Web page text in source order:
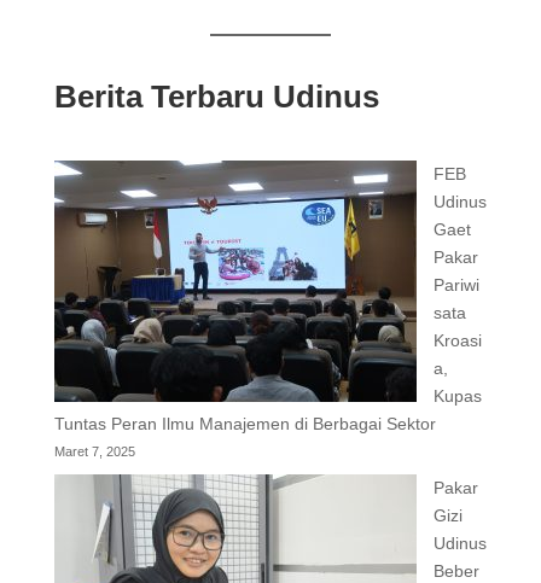
Berita Terbaru Udinus
FEB
Udinus
Gaet
Pakar
Pariwi
sata
Kroasi
a,
Kupas
Tuntas Peran Ilmu Manajemen di Berbagai Sektor
Maret 7, 2025
Pakar
Gizi
Udinus
Beber